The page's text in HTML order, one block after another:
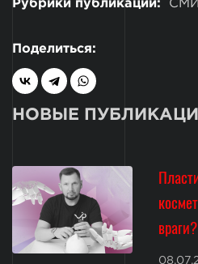
Рубрики публикации: СМИ
Поделиться:
НОВЫЕ
враги?